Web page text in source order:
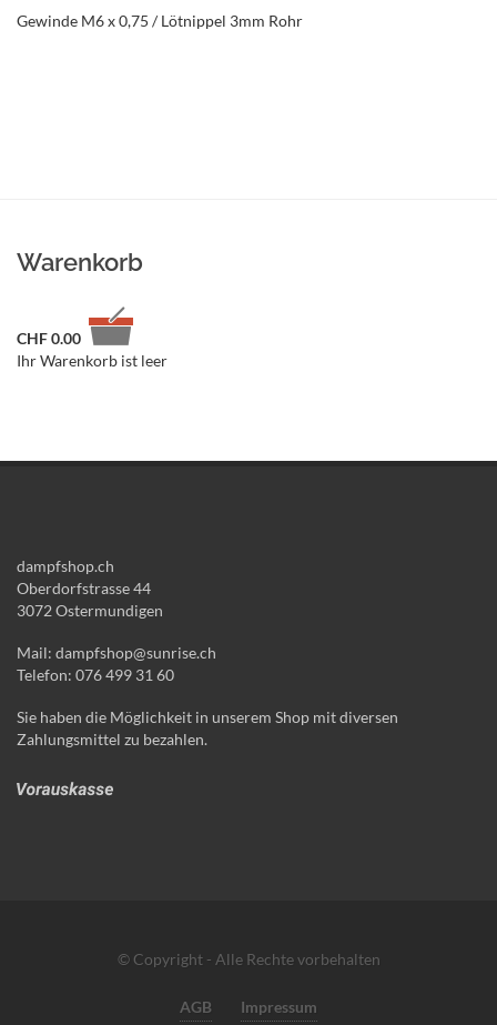
Gewinde M6 x 0,75 / Lötnippel 3mm Rohr
Warenkorb
CHF0.00
Ihr Warenkorb ist leer
dampfshop.ch
Oberdorfstrasse 44
3072 Ostermundigen
Mail: dampfshop@sunrise.ch
Telefon: 076 499 31 60
Sie haben die Möglichkeit in unserem Shop mit diversen
Zahlungsmittel zu bezahlen.
© Copyright - Alle Rechte vorbehalten
AGB Impressum